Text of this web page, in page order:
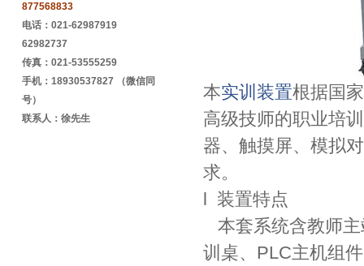
本实训装置根据国
高级技师的职业培
器、触摸屏、模拟
求。
l 装置特点
本套系统含教师
训桌、PLC主机组
877568833
电话：021-62987919
62982737
传真：021-53555259
手机：18930537827 （微信同
号）
联系人：徐先生